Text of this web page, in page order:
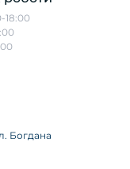
18:00
Богдана